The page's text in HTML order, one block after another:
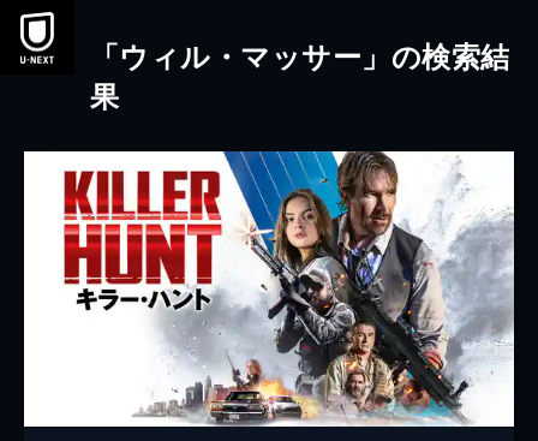
本文へスキップ
「ウィル・マッサー」の検索結
果